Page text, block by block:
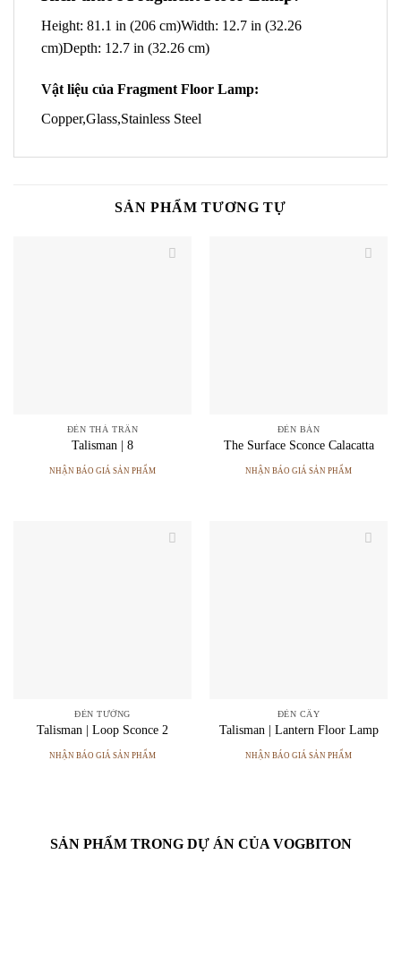
Height: 81.1 in (206 cm)Width: 12.7 in (32.26
cm)Depth: 12.7 in (32.26 cm)
Vật liệu của Fragment Floor Lamp:
Copper,Glass,Stainless Steel
SẢN PHẨM TƯƠNG TỰ
ĐÈN THẢ TRẦN
Talisman | 8
NHẬN BÁO GIÁ SẢN PHẨM
ĐÈN BÀN
The Surface Sconce Calacatta
NHẬN BÁO GIÁ SẢN PHẨM
ĐÈN TƯỜNG
Talisman | Loop Sconce 2
NHẬN BÁO GIÁ SẢN PHẨM
ĐÈN CÂY
Talisman | Lantern Floor Lamp
NHẬN BÁO GIÁ SẢN PHẨM
SẢN PHẨM TRONG DỰ ÁN CỦA VOGBITON